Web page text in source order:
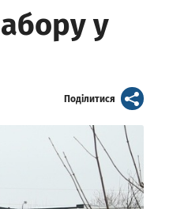
у
Поділитися artykuł